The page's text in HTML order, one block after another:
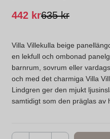
635 kr
442 kr
Villa Villekulla beige
en lekfull och ombonad
barnrum, sovrum eller
och med det charmiga Villa
Lindgren ger den mjukt
samtidigt som den präglas av